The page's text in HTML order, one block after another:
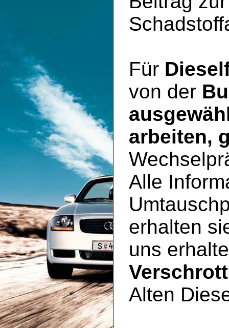
Für
von der
arbeiten,
Alle
erhalten
uns
Alten